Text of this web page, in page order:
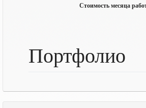
Стоимость месяца
Портфолио